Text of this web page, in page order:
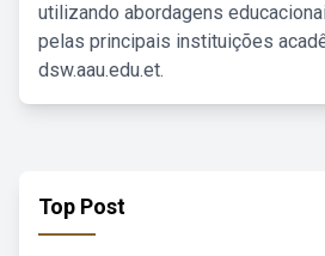
utilizando abordagens
pelas principais instituições
dsw.aau.edu.et.
Top Post